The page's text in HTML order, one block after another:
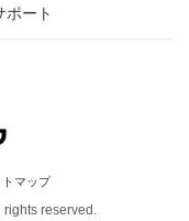
ポート
トマップ
rights reserved.